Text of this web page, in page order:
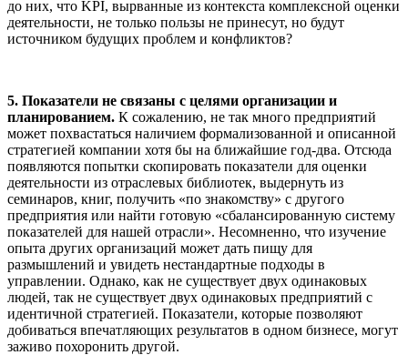
до них, что KPI, вырванные из контекста комплексной оценки
деятельности, не только пользы не принесут, но будут
источником будущих проблем и конфликтов?
5. Показатели не связаны с целями организации и
планированием. К сожалению, не так много предприятий
может похвастаться наличием формализованной и описанной
стратегией компании хотя бы на ближайшие год-два. Отсюда
появляются попытки скопировать показатели для оценки
деятельности из отраслевых библиотек, выдернуть из
семинаров, книг, получить «по знакомству» с другого
предприятия или найти готовую «сбалансированную систему
показателей для нашей отрасли». Несомненно, что изучение
опыта других организаций может дать пищу для
размышлений и увидеть нестандартные подходы в
управлении. Однако, как не существует двух одинаковых
людей, так не существует двух одинаковых предприятий с
идентичной стратегией. Показатели, которые позволяют
добиваться впечатляющих результатов в одном бизнесе, могут
заживо похоронить другой.